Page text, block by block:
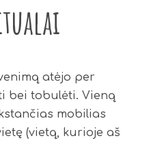
atėjo per
bei tobulėti. Vieną
mobilias
(vietą, kurioje aš